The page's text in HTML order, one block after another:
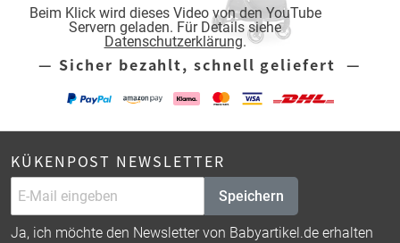
Beim Klick wird dieses Video von den YouTube
Servern geladen. Für Details siehe
Datenschutzerklärung.
— Sicher bezahlt, schnell geliefert —
KÜKENPOST NEWSLETTER
Speichern
Ja, ich möchte den Newsletter von Babyartikel.de erhalten